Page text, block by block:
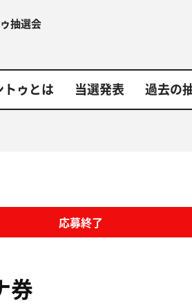
抽選会
トゥとは 当選発表 過去の
応募終了
券